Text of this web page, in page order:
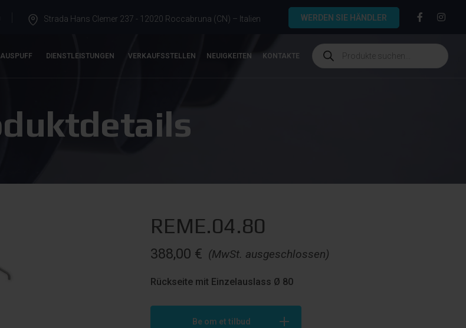
Strada Hans Clemer 237 - 12020 Roccabruna (CN) – Italien WERDEN SIE HÄNDLER
AUSPUFF DIENSTLEISTUNGEN VERKAUFSSTELLEN NEUIGKEITEN KONTAKTE
REME.04.80
(MwSt. ausgeschlossen)
388,00 €
Rückseite mit Einzelauslass Ø 80
Be om et tilbud